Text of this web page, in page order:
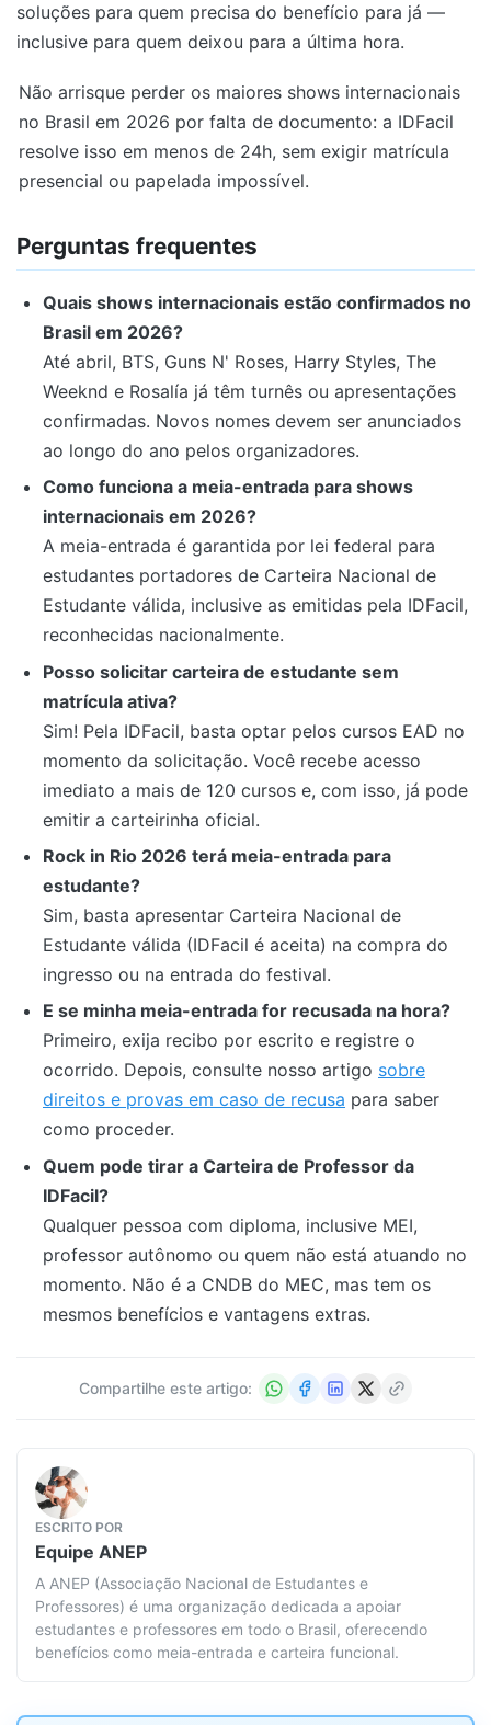
soluções para quem precisa do benefício para já —
inclusive para quem deixou para a última hora.
Não arrisque perder os maiores shows internacionais
no Brasil em 2026 por falta de documento: a IDFacil
resolve isso em menos de 24h, sem exigir matrícula
presencial ou papelada impossível.
Perguntas frequentes
Quais shows internacionais estão confirmados no
Brasil em 2026?
Até abril, BTS, Guns N' Roses, Harry Styles, The
Weeknd e Rosalía já têm turnês ou apresentações
confirmadas. Novos nomes devem ser anunciados
ao longo do ano pelos organizadores.
Como funciona a meia-entrada para shows
internacionais em 2026?
A meia-entrada é garantida por lei federal para
estudantes portadores de Carteira Nacional de
Estudante válida, inclusive as emitidas pela IDFacil,
reconhecidas nacionalmente.
Posso solicitar carteira de estudante sem
matrícula ativa?
Sim! Pela IDFacil, basta optar pelos cursos EAD no
momento da solicitação. Você recebe acesso
imediato a mais de 120 cursos e, com isso, já pode
emitir a carteirinha oficial.
Rock in Rio 2026 terá meia-entrada para
estudante?
Sim, basta apresentar Carteira Nacional de
Estudante válida (IDFacil é aceita) na compra do
ingresso ou na entrada do festival.
E se minha meia-entrada for recusada na hora?
Primeiro, exija recibo por escrito e registre o
ocorrido. Depois, consulte nosso artigo sobre
direitos e provas em caso de recusa para saber
como proceder.
Quem pode tirar a Carteira de Professor da
IDFacil?
Qualquer pessoa com diploma, inclusive MEI,
professor autônomo ou quem não está atuando no
momento. Não é a CNDB do MEC, mas tem os
mesmos benefícios e vantagens extras.
Compartilhe este artigo:
ESCRITO POR
Equipe ANEP
A ANEP (Associação Nacional de Estudantes e
Professores) é uma organização dedicada a apoiar
estudantes e professores em todo o Brasil, oferecendo
benefícios como meia-entrada e carteira funcional.